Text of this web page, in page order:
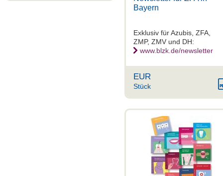
Bayern
Exklusiv für Azubis, ZFA,
ZMP, ZMV und DH:
www.blzk.de/newsletter
EUR
Stück